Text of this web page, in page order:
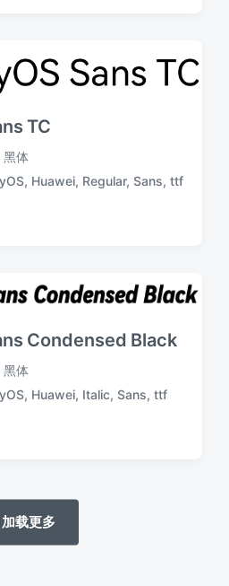
TC
黑体
, Huawei, Regular, Sans, ttf
Condensed Black
黑体
, Huawei, Italic, Sans, ttf
加载更多